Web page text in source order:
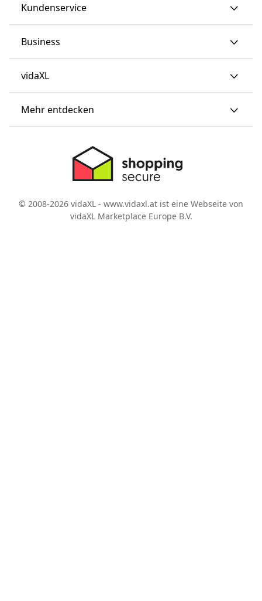
Kundenservice
Business
vidaXL
Mehr entdecken
© 2008-2026 vidaXL - www.vidaxl.at ist eine Webseite von
vidaXL Marketplace Europe B.V.